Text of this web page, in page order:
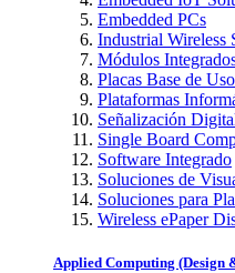
Embedded PCs
Industrial Wireless
Módulos
Placas Base de
Plataformas
Señalización
Single Board
Software Integrado
Soluciones de
Soluciones para
Wireless ePaper
Applied Computing (Design